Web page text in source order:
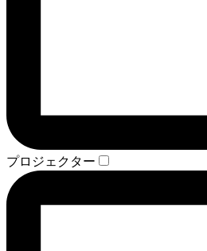
プロジェクター